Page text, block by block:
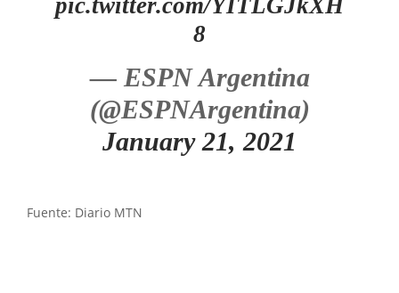
pic.twitter.com/YITLGJkXH
8
— ESPN Argentina
(@ESPNArgentina)
January 21, 2021
Fuente: Diario MTN